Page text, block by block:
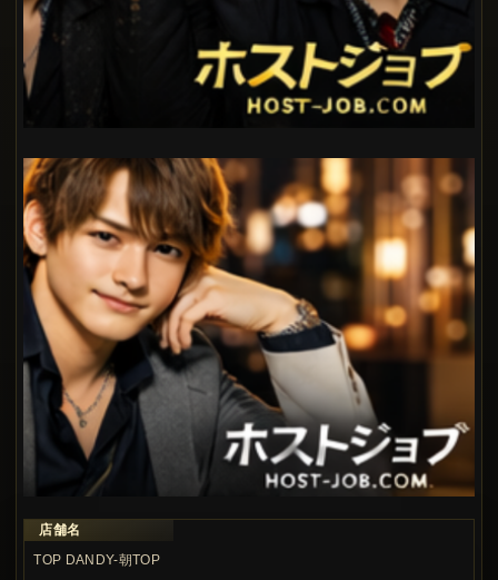
この求人の注目ポイント
店舗名
TOP DANDY-朝TOP